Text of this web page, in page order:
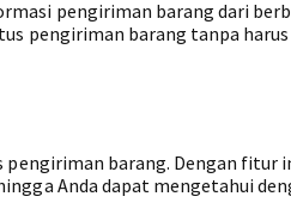
pengiriman barang dari
pengiriman barang tanpa harus
barang. Dengan fitur
Anda dapat mengetahui